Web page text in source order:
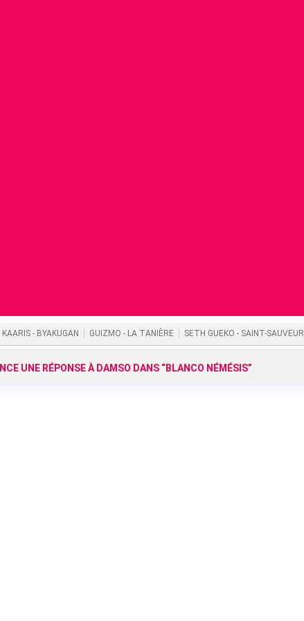
KAARIS - BYAKUGAN GUIZMO - LA TANIÈRE SETH GUEKO - SAINT-SAUVEUR
UNE RÉPONSE À DAMSO DANS “BLANCO NÉMÉSIS”